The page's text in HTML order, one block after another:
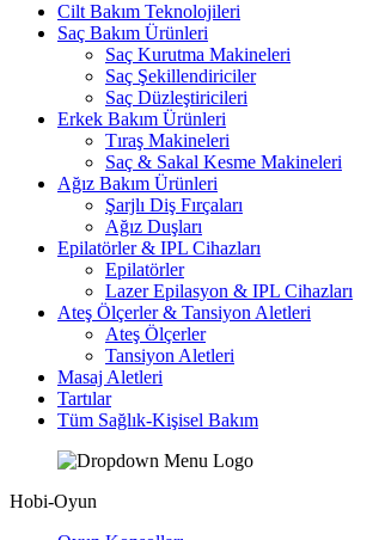
Cilt Bakım Teknolojileri
Saç Bakım Ürünleri
Saç Kurutma Makineleri
Saç Şekillendiriciler
Saç Düzleştiricileri
Erkek Bakım Ürünleri
Tıraş Makineleri
Saç & Sakal Kesme Makineleri
Ağız Bakım Ürünleri
Şarjlı Diş Fırçaları
Ağız Duşları
Epilatörler & IPL Cihazları
Epilatörler
Lazer Epilasyon & IPL Cihazları
Ateş Ölçerler & Tansiyon Aletleri
Ateş Ölçerler
Tansiyon Aletleri
Masaj Aletleri
Tartılar
Tüm Sağlık-Kişisel Bakım
Hobi-Oyun